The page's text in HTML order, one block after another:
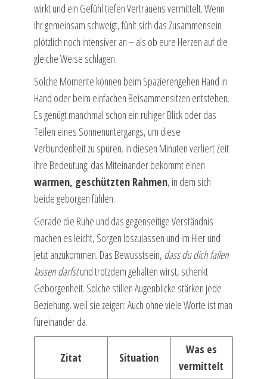
wirkt und ein Gefühl tiefen Vertrauens vermittelt. Wenn
ihr gemeinsam schweigt, fühlt sich das Zusammensein
plötzlich noch intensiver an – als ob eure Herzen auf die
gleiche Weise schlagen.
Solche Momente können beim Spazierengehen Hand in
Hand oder beim einfachen Beisammensitzen entstehen.
Es genügt manchmal schon ein ruhiger Blick oder das
Teilen eines Sonnenuntergangs, um diese
Verbundenheit zu spüren. In diesen Minuten verliert Zeit
ihre Bedeutung; das Miteinander bekommt einen
warmen, geschützten Rahmen, in dem sich
beide geborgen fühlen.
Gerade die Ruhe und das gegenseitige Verständnis
machen es leicht, Sorgen loszulassen und im Hier und
Jetzt anzukommen. Das Bewusstsein, dass du dich fallen
lassen darfstund trotzdem gehalten wirst, schenkt
Geborgenheit. Solche stillen Augenblicke stärken jede
Beziehung, weil sie zeigen: Auch ohne viele Worte ist man
füreinander da.
Zitat Situation
Was es
vermittelt